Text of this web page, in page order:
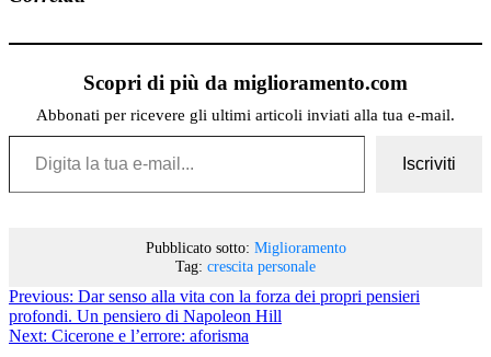
Scopri di più da miglioramento.com
Abbonati per ricevere gli ultimi articoli inviati alla tua e-mail.
Digita la tua e-mail...
Iscriviti
Pubblicato sotto: Miglioramento
Tag: crescita personale
Previous: Dar senso alla vita con la forza dei propri pensieri
profondi. Un pensiero di Napoleon Hill
Next: Cicerone e l’errore: aforisma